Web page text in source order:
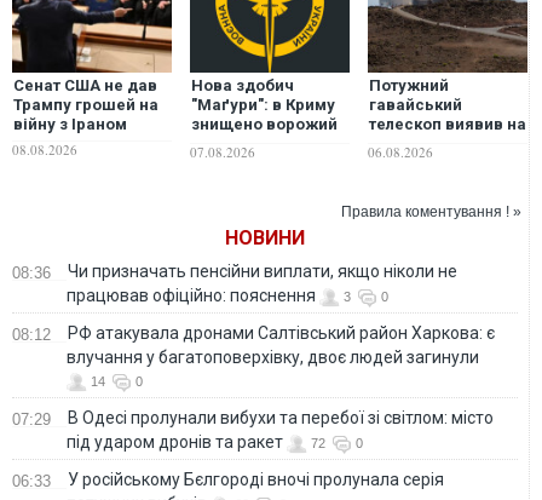
Сенат США не дав
Трампу грошей на
війну з Іраном
08.08.2026
Нова здобич
"Маґури": в Криму
знищено ворожий
ЗРГК "панцирь-С1"
та військовий кран
07.08.2026
Потужний
гавайський
телескоп виявив на
Сонці те, чого
раніше не бачив
06.08.2026
Правила коментування ! »
НОВИНИ
08:36
Чи призначать пенсійни виплати, якщо ніколи не
працював офіційно: пояснення
3 0
08:12
РФ атакувала дронами Салтівський район Харкова: є
влучання у багатоповерхівку, двоє людей загинули
14 0
07:29
В Одесі пролунали вибухи та перебої зі світлом: місто
під ударом дронів та ракет
72 0
06:33
У російському Бєлгороді вночі пролунала серія